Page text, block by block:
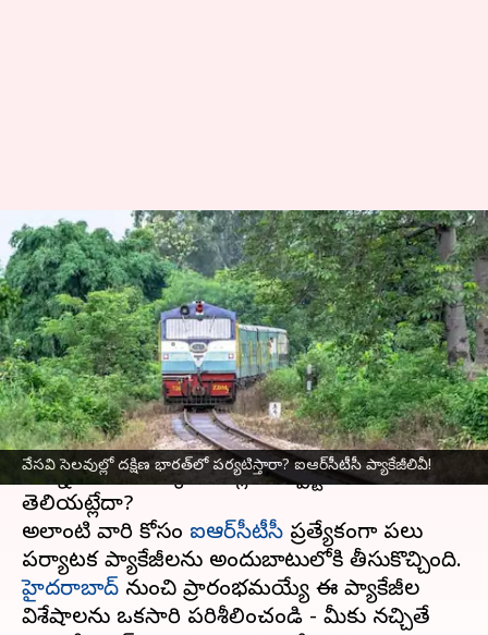
వేసవి సెలవుల్లో దక్షిణ భారత్‌లో పర్యటిస్తారా? ఐఆర్‌సీటీసీ ప్యాకేజీలివీ!
Irctc Packages: వేసవి సెలవుల్లో
దక్షిణ భారత్‌లో పర్యటిస్తారా?
ఐఆర్‌సీటీసీ ప్యాకేజీలివీ!
వ్రాసిన వారు Sirish Praharaju Apr 15, 2025 12:55 pm
ఈ వార్తాకథనం ఏంటి
వేసవి సెలవుల్లో దక్షిణ భారతదేశం చూసేందుకు ఆసక్తిగా
ఉన్నారా? కానీ ఎక్కడికి వెళ్లాలో స్పష్టంగా
తెలియట్లేదా?
అలాంటి వారి కోసం ఐఆర్‌సీటీసీ ప్రత్యేకంగా పలు
హైదరాబాద్‌ నుంచి ప్రారంభమయ్యే ఈ ప్యాకేజీల
విశేషాలను ఒకసారి పరిశీలించండి - మీకు నచ్చితే